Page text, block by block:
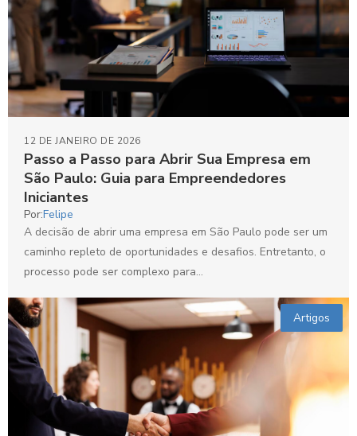
Passo a Passo para Abrir Sua Empresa em
São Paulo: Guia para Empreendedores
Iniciantes
12 DE JANEIRO DE 2026
Por:Felipe
A decisão de abrir uma empresa em São Paulo pode ser um
caminho repleto de oportunidades e desafios. Entretanto, o
processo pode ser complexo para...
Artigos